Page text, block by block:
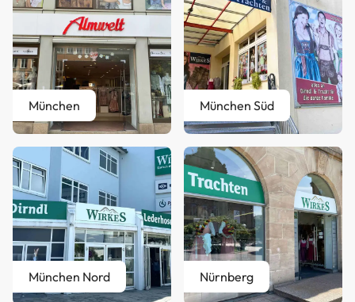
München München Süd
München Nord Nürnberg